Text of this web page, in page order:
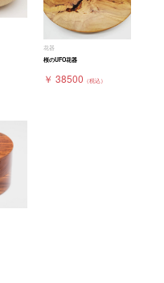
花器
桜のUFO花器
￥ 38500 （税込）